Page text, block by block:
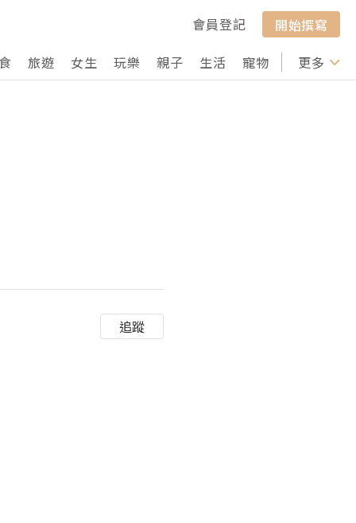
會員登記
開始撰寫
旅遊 女生 玩樂 親子 生活 寵物 行山 打卡
更多
追蹤